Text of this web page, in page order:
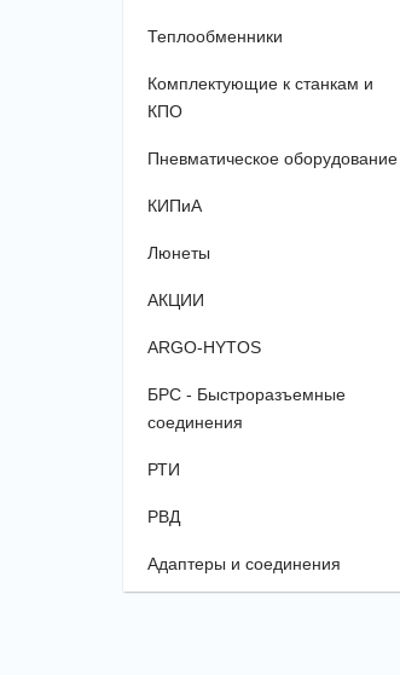
Теплообменники
Комплектующие к станкам и
КПО
Пневматическое оборудование
КИПиА
Люнеты
АКЦИИ
ARGO-HYTOS
БРС - Быстроразъемные
соединения
РТИ
РВД
Адаптеры и соединения